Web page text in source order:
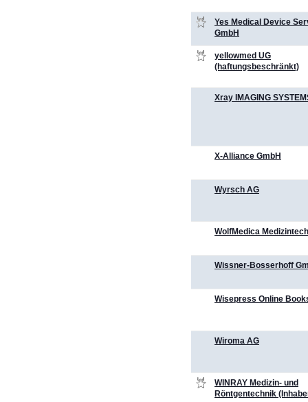
Yes Medical Device
GmbH
yellowmed UG
(haftungsbeschränkt)
Xray IMAGING
X-Alliance GmbH
Wyrsch AG
WolfMedica
Wissner-Bosserhoff
Wisepress Online
Wiroma AG
WINRAY Medizin- und
Röntgentechnik